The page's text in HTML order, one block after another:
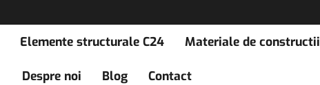
Elemente structurale C24 Materiale de constructii
Despre noi Blog Contact